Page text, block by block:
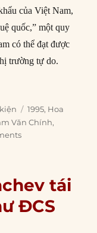
của Việt Nam,
quốc,” một quy
có thể đạt được
trường tự do.
quan hệ ngoại giao
Tags
1995, Hoa
Văn Chính,
tái
ĐCS